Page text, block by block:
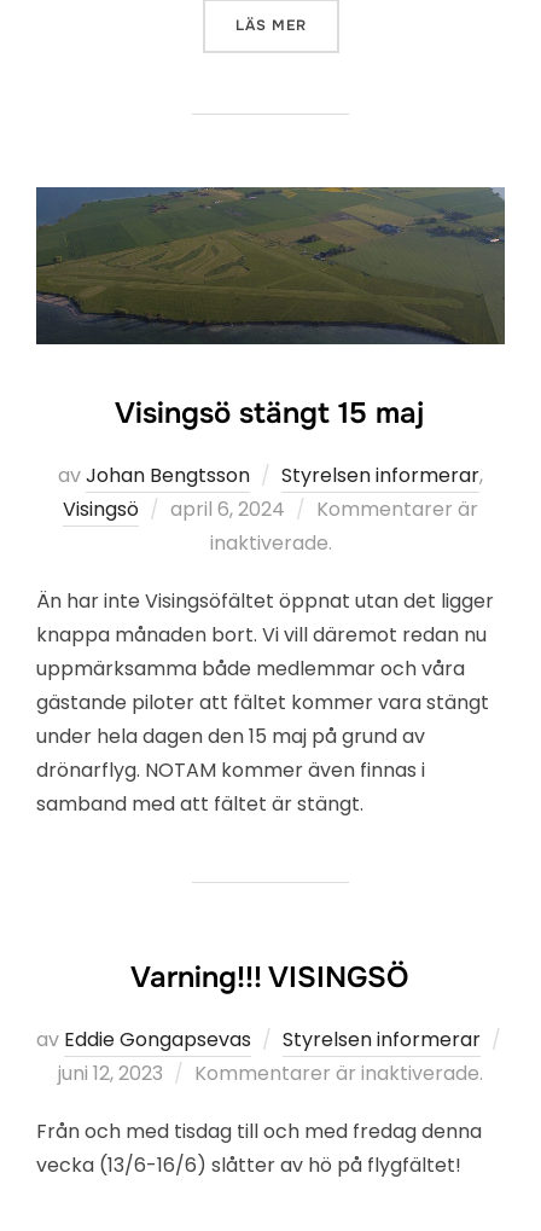
LÄS MER”VISINGSÖ D-OMRÅDE –
Visingsö stängt 15 maj
avJohan Bengtsson Styrelsen informerar,
Visingsö
Publicerat
april 6, 2024
Kommentarer är
inaktiverade.
Än har inte Visingsöfältet öppnat utan det ligger
knappa månaden bort. Vi vill däremot redan nu
uppmärksamma både medlemmar och våra
gästande piloter att fältet kommer vara stängt
under hela dagen den 15 maj på grund av
drönarflyg. NOTAM kommer även finnas i
samband med att fältet är stängt.
Varning!!! VISINGSÖ
av Eddie Gongapsevas
Styrelsen informerar
Publicerat
juni 12, 2023 Kommentarer är inaktiverade.
Från och med tisdag till och med fredag denna
vecka (13/6-16/6) slåtter av hö på flygfältet!